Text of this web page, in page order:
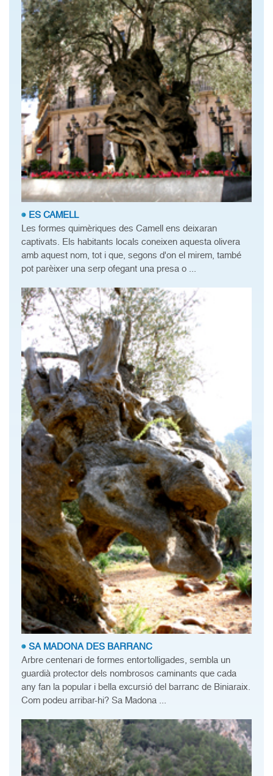
ES CAMELL
Les formes quimèriques des Camell ens deixaran
captivats. Els habitants locals coneixen aquesta olivera
amb aquest nom, tot i que, segons d'on el mirem, també
pot parèixer una serp ofegant una presa o ...
SA MADONA DES BARRANC
Arbre centenari de formes entortolligades, sembla un
guardià protector dels nombrosos caminants que cada
any fan la popular i bella excursió del barranc de Biniaraix.
Com podeu arribar-hi? Sa Madona ...